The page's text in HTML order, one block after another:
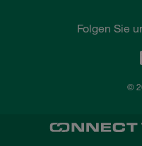
Folgen Sie
©